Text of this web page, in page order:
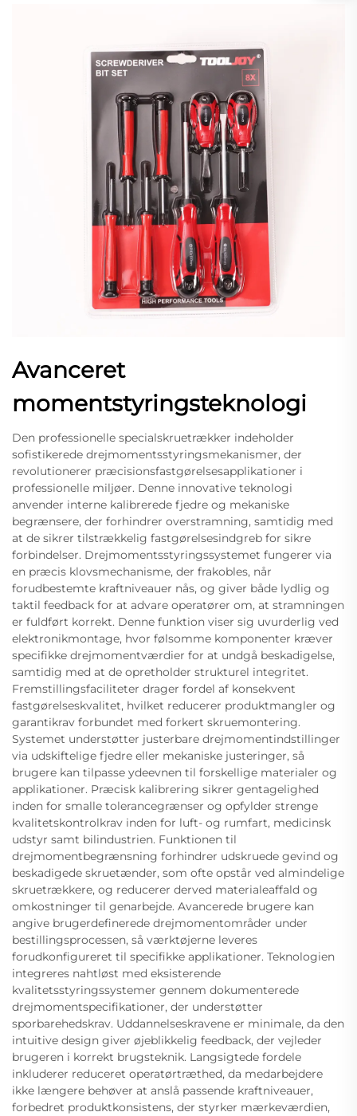
Avanceret
momentstyringsteknologi
Den professionelle specialskruetrækker indeholder
sofistikerede drejmomentsstyringsmekanismer, der
revolutionerer præcisionsfastgørelsesapplikationer i
professionelle miljøer. Denne innovative teknologi
anvender interne kalibrerede fjedre og mekaniske
begrænsere, der forhindrer overstramning, samtidig med
at de sikrer tilstrækkelig fastgørelsesindgreb for sikre
forbindelser. Drejmomentsstyringssystemet fungerer via
en præcis klovsmechanisme, der frakobles, når
forudbestemte kraftniveauer nås, og giver både lydlig og
taktil feedback for at advare operatører om, at stramningen
er fuldført korrekt. Denne funktion viser sig uvurderlig ved
elektronikmontage, hvor følsomme komponenter kræver
specifikke drejmomentværdier for at undgå beskadigelse,
samtidig med at de opretholder strukturel integritet.
Fremstillingsfaciliteter drager fordel af konsekvent
fastgørelseskvalitet, hvilket reducerer produktmangler og
garantikrav forbundet med forkert skruemontering.
Systemet understøtter justerbare drejmomentindstillinger
via udskiftelige fjedre eller mekaniske justeringer, så
brugere kan tilpasse ydeevnen til forskellige materialer og
applikationer. Præcisk kalibrering sikrer gentagelighed
inden for smalle tolerancegrænser og opfylder strenge
kvalitetskontrolkrav inden for luft- og rumfart, medicinsk
udstyr samt bilindustrien. Funktionen til
drejmomentbegrænsning forhindrer udskruede gevind og
beskadigede skruetænder, som ofte opstår ved almindelige
skruetrækkere, og reducerer derved materialeaffald og
omkostninger til genarbejde. Avancerede brugere kan
angive brugerdefinerede drejmomentområder under
bestillingsprocessen, så værktøjerne leveres
forudkonfigureret til specifikke applikationer. Teknologien
integreres nahtløst med eksisterende
kvalitetsstyringssystemer gennem dokumenterede
drejmomentspecifikationer, der understøtter
sporbarehedskrav. Uddannelseskravene er minimale, da den
intuitive design giver øjeblikkelig feedback, der vejleder
brugeren i korrekt brugsteknik. Langsigtede fordele
inkluderer reduceret operatørtræthed, da medarbejdere
ikke længere behøver at anslå passende kraftniveauer,
forbedret produktkonsistens, der styrker mærkeværdien,